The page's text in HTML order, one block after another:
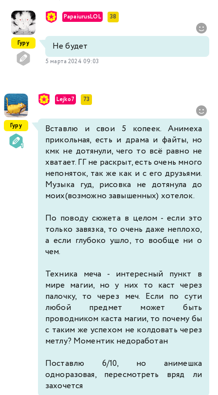
Гуру
PapaiurusLOL 38
Не будет
5 марта 2024 09:03
Гуру
Lejko7 73
Вставлю и свои 5 копеек. Анимеха
прикольная, есть и драма и файты, но
кмк не дотянули, чего то всё равно не
хватает. ГГ не раскрыт, есть очень много
непоняток, так же как и с его друзьями.
Музыка гуд, рисовка не дотянула до
моих(возможно завышенных) хотелок.
По поводу сюжета в целом - если это
только завязка, то очень даже неплохо,
а если глубоко ушло, то вообще ни о
чем.
Техника меча - интересный пункт в
мире магии, но у них то каст через
палочку, то через меч. Если по сути
любой предмет может быть
проводником каста магии, то почему бы
с таким же успехом не колдовать через
метлу? Моментик недоработан
Поставлю 6/10, но анимешка
одноразовая, пересмотреть вряд ли
захочется